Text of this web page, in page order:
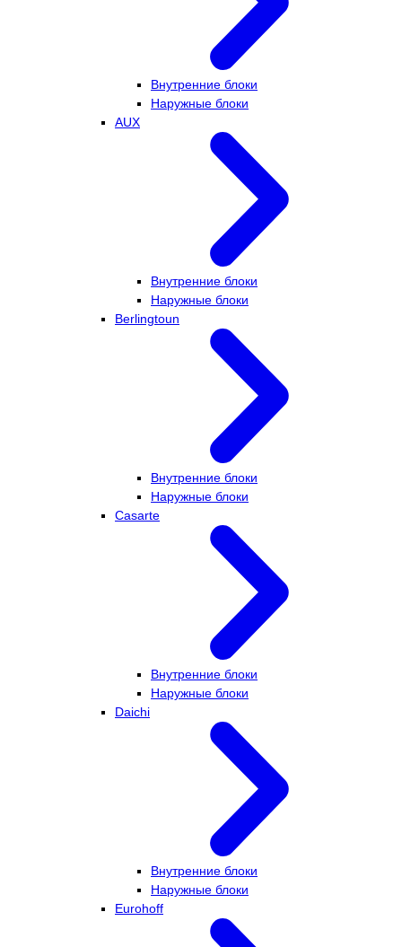
Внутренние блоки
Наружные блоки
AUX
Внутренние блоки
Наружные блоки
Berlingtoun
Внутренние блоки
Наружные блоки
Casarte
Внутренние блоки
Наружные блоки
Daichi
Внутренние блоки
Наружные блоки
Eurohoff